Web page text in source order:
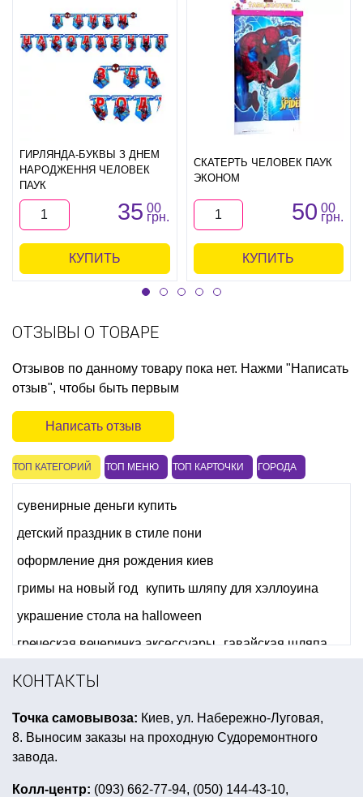
ГИРЛЯНДА-БУКВЫ З ДНЕМ
НАРОДЖЕННЯ ЧЕЛОВЕК
ПАУК
35 00
грн.
КУПИТЬ
СКАТЕРТЬ ЧЕЛОВЕК ПАУК
ЭКОНОМ
50 00
грн.
КУПИТЬ
ОТЗЫВЫ О ТОВАРЕ
Отзывов по данному товару пока нет. Нажми "Написать
отзыв", чтобы быть первым
Написать отзыв
ТОП КАТЕГОРИЙ ТОП МЕНЮ ТОП КАРТОЧКИ ГОРОДА
сувенирные деньги купить
детский праздник в стиле пони
оформление дня рождения киев
гримы на новый год
купить шляпу для хэллоуина
украшение стола на halloween
греческая вечеринка аксессуары гавайская шляпа
шары фольгированные цифры
украшения индейцев купить
хэллоуин светильник джека
воздушные букеты
КОНТАКТЫ
Точка самовывоза: Киев, ул. Набережно-Луговая,
8. Выносим заказы на проходную Судоремонтного
завода.
Колл-центр: (093) 662-77-94, (050) 144-43-10,